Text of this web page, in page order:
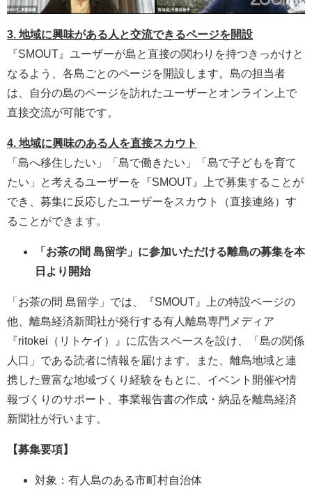
3. 地域に興味がある人と交流できるページを開設
『SMOUT』ユーザーが島と直接の関わりを持つきっかけと
なるよう、各島ごとのページを開設します。島の担当者
は、自分の島のページを訪れたユーザーとオンライン上で
直接交流が可能です。
4. 地域に興味のある人を直接スカウト
「島へ移住したい」「島で働きたい」「島で子どもを育て
たい」と考えるユーザーを『SMOUT』上で募集することが
でき、募集に反応したユーザーをスカウト（直接連絡）す
ることができます。
「お茶の間 島留学」に参加いただける離島の募集を本
日より開始
「お茶の間 島留学」では、『SMOUT』上の特設ページの
他、離島経済新聞社が発行する有人離島専門メディア
『ritokei（リトケイ）』に広告スペースを設け、「島の関係
人口」である読者に情報を届けます。また、離島地域と連
携した豊富な地域づくり経験をもとに、イベント開催や情
報づくりのサポート、事業報告書の作成・納品を離島経済
新聞社が行います。
【募集要項】
対象：有人島のある市町村自治体